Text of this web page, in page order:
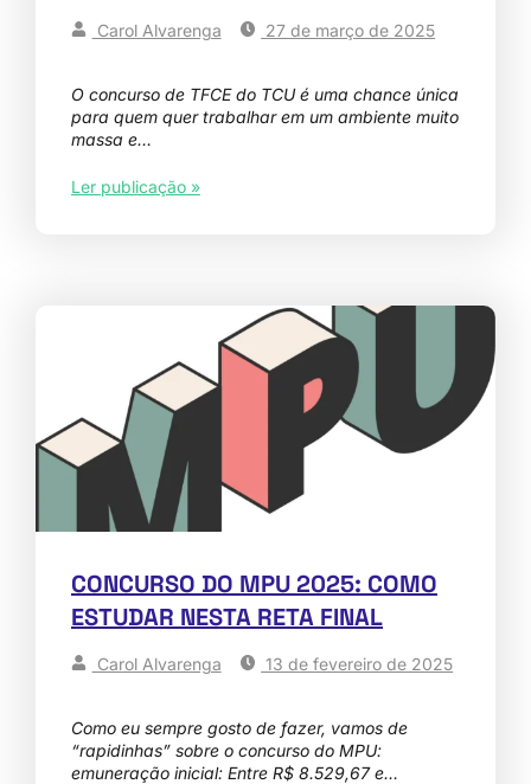
Carol Alvarenga 27 de março de 2025
O concurso de TFCE do TCU é uma chance única
para quem quer trabalhar em um ambiente muito
massa e…
Ler publicação »
CONCURSO DO MPU 2025: COMO
ESTUDAR NESTA RETA FINAL
Carol Alvarenga 13 de fevereiro de 2025
Como eu sempre gosto de fazer, vamos de
“rapidinhas” sobre o concurso do MPU:
emuneração inicial: Entre R$ 8.529,67 e…